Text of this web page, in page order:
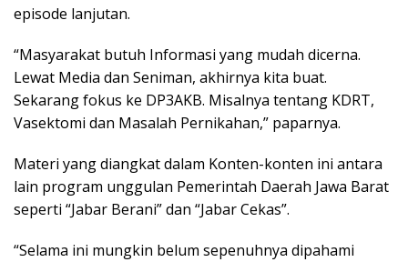
episode lanjutan.
“Masyarakat butuh Informasi yang mudah dicerna.
Lewat Media dan Seniman, akhirnya kita buat.
Sekarang fokus ke DP3AKB. Misalnya tentang KDRT,
Vasektomi dan Masalah Pernikahan,” paparnya.
Materi yang diangkat dalam Konten-konten ini antara
lain program unggulan Pemerintah Daerah Jawa Barat
seperti “Jabar Berani” dan “Jabar Cekas”.
“Selama ini mungkin belum sepenuhnya dipahami